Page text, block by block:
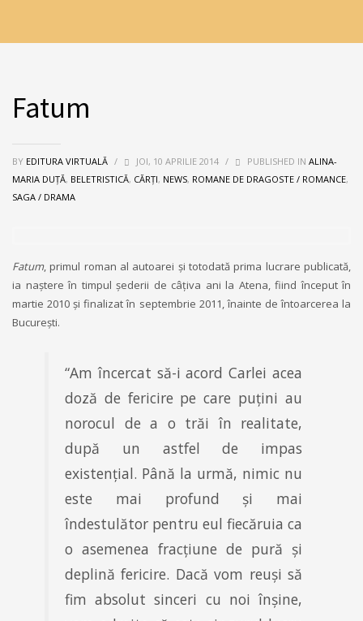
Fatum
BY EDITURA VIRTUALĂ / JOI, 10 APRILIE 2014 / PUBLISHED IN ALINA-
MARIA DUŢĂ, BELETRISTICĂ, CĂRȚI, NEWS, ROMANE DE DRAGOSTE / ROMANCE,
SAGA / DRAMA
Fatum, primul roman al autoarei şi totodată prima lucrare publicată,
ia naştere în timpul şederii de câţiva ani la Atena, fiind început în
martie 2010 şi finalizat în septembrie 2011, înainte de întoarcerea la
Bucureşti.
“Am încercat să-i acord Carlei acea
doză de fericire pe care puţini au
norocul de a o trăi în realitate,
după un astfel de impas
existenţial. Până la urmă, nimic nu
este mai profund şi mai
îndestulător pentru eul fiecăruia ca
o asemenea fracţiune de pură şi
deplină fericire. Dacă vom reuşi să
fim absolut sinceri cu noi înşine,